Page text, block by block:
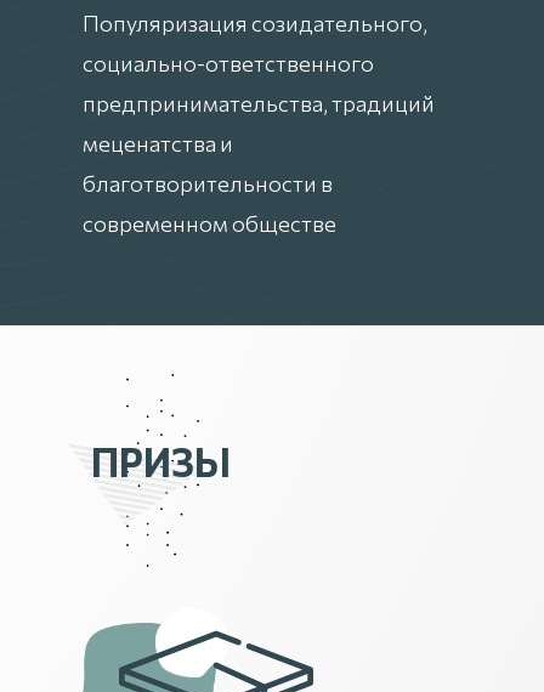
Популяризация созидательного,
социально-ответственного
предпринимательства, традиций
меценатства и
благотворительности в
современном обществе
ПРИЗЫ